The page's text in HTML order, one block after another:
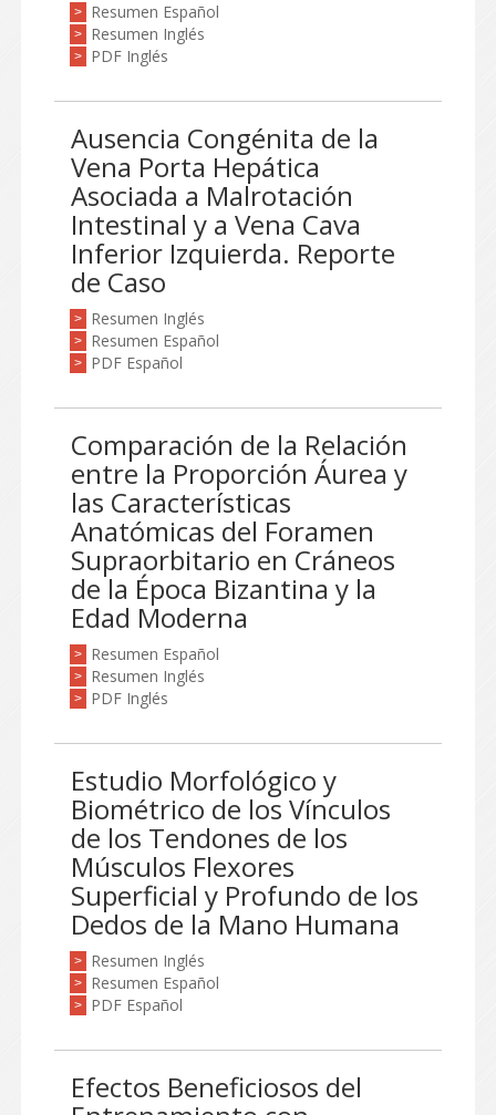
> Resumen Español
> Resumen Inglés
> PDF Inglés
Ausencia Congénita de la
Vena Porta Hepática
Asociada a Malrotación
Intestinal y a Vena Cava
Inferior Izquierda. Reporte
de Caso
> Resumen Inglés
> Resumen Español
> PDF Español
Comparación de la Relación
entre la Proporción Áurea y
las Características
Anatómicas del Foramen
Supraorbitario en Cráneos
de la Época Bizantina y la
Edad Moderna
> Resumen Español
> Resumen Inglés
> PDF Inglés
Estudio Morfológico y
Biométrico de los Vínculos
de los Tendones de los
Músculos Flexores
Superficial y Profundo de los
Dedos de la Mano Humana
> Resumen Inglés
> Resumen Español
> PDF Español
Efectos Beneficiosos del